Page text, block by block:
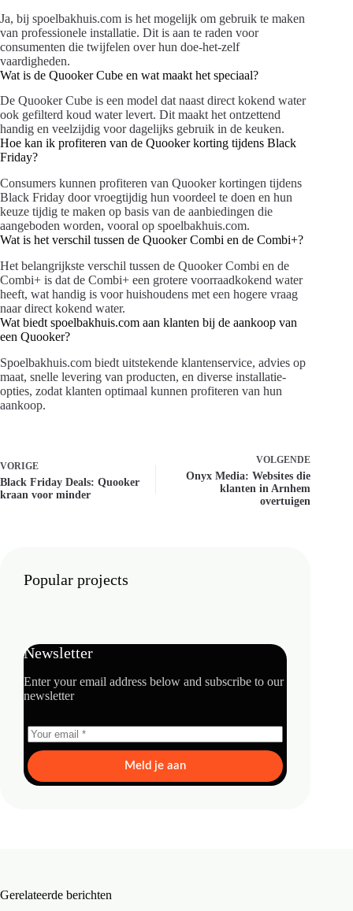
Ja, bij spoelbakhuis.com is het mogelijk om gebruik te maken
van professionele installatie. Dit is aan te raden voor
consumenten die twijfelen over hun doe-het-zelf
vaardigheden.
Wat is de Quooker Cube en wat maakt het speciaal?
De Quooker Cube is een model dat naast direct kokend water
ook gefilterd koud water levert. Dit maakt het ontzettend
handig en veelzijdig voor dagelijks gebruik in de keuken.
Hoe kan ik profiteren van de Quooker korting tijdens Black
Friday?
Consumers kunnen profiteren van Quooker kortingen tijdens
Black Friday door vroegtijdig hun voordeel te doen en hun
keuze tijdig te maken op basis van de aanbiedingen die
aangeboden worden, vooral op spoelbakhuis.com.
Wat is het verschil tussen de Quooker Combi en de Combi+?
Het belangrijkste verschil tussen de Quooker Combi en de
Combi+ is dat de Combi+ een grotere voorraadkokend water
heeft, wat handig is voor huishoudens met een hogere vraag
naar direct kokend water.
Wat biedt spoelbakhuis.com aan klanten bij de aankoop van
een Quooker?
Spoelbakhuis.com biedt uitstekende klantenservice, advies op
maat, snelle levering van producten, en diverse installatie-
opties, zodat klanten optimaal kunnen profiteren van hun
aankoop.
VORIGE
Black Friday Deals: Quooker
kraan voor minder
VOLGENDE
Onyx Media: Websites die
klanten in Arnhem
overtuigen
Popular projects
Newsletter
Enter your email address below and subscribe to our
newsletter
Meld je aan
Gerelateerde berichten